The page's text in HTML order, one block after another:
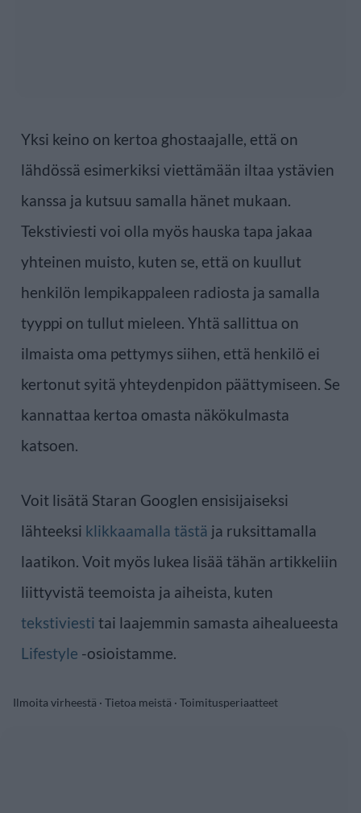
Yksi keino on kertoa ghostaajalle, että on
lähdössä esimerkiksi viettämään iltaa ystävien
kanssa ja kutsuu samalla hänet mukaan.
Tekstiviesti voi olla myös hauska tapa jakaa
yhteinen muisto, kuten se, että on kuullut
henkilön lempikappaleen radiosta ja samalla
tyyppi on tullut mieleen. Yhtä sallittua on
ilmaista oma pettymys siihen, että henkilö ei
kertonut syitä yhteydenpidon päättymiseen. Se
kannattaa kertoa omasta näkökulmasta
katsoen.
Voit lisätä Staran Googlen ensisijaiseksi
lähteeksi klikkaamalla tästä ja ruksittamalla
laatikon. Voit myös lukea lisää tähän artikkeliin
liittyvistä teemoista ja aiheista, kuten
tekstiviesti tai laajemmin samasta aihealueesta
Lifestyle -osioistamme.
Ilmoita virheestä · Tietoa meistä · Toimitusperiaatteet